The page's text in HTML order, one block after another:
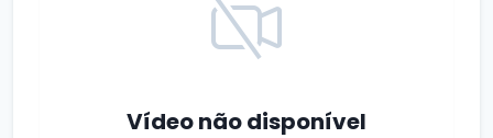
Vídeo não disponível